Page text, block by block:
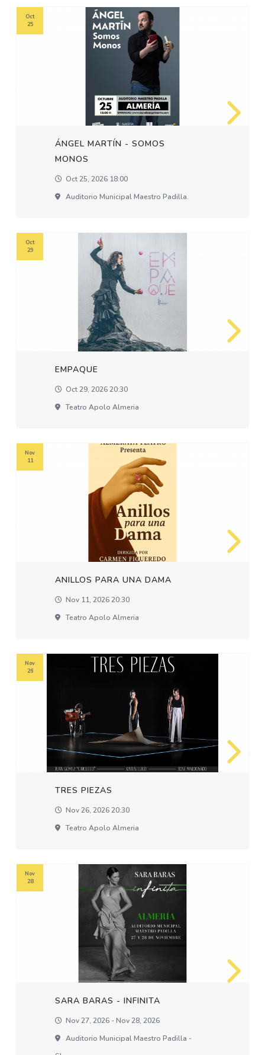
ÁNGEL MARTÍN - SOMOS
MONOS
Oct 25, 2026 18:00
Auditorio Municipal Maestro Padilla.
Oct
25
EMPAQUE
Oct 29, 2026 20:30
Teatro Apolo Almeria
Oct
29
ANILLOS PARA UNA DAMA
Nov 11, 2026 20:30
Teatro Apolo Almeria
Nov
11
TRES PIEZAS
Nov 26, 2026 20:30
Teatro Apolo Almeria
Nov
26
SARA BARAS - INFINITA
Nov 27, 2026 - Nov 28, 2026
Auditorio Municipal Maestro Padilla -
Nov
28